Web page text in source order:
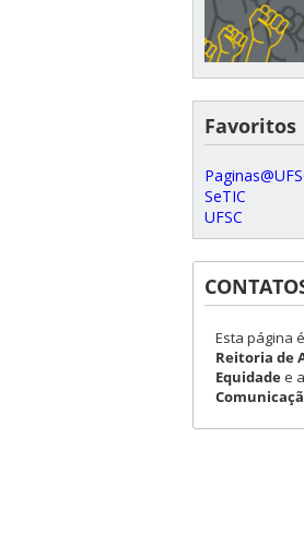
Favoritos
SeTIC
UFSC
Esta página
Reitoria de
Equidadee a